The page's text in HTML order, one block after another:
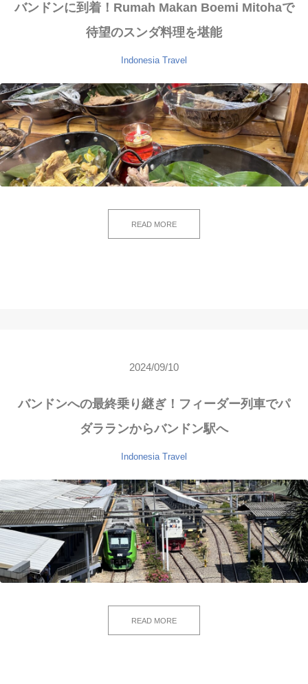
バンドンに到着！Rumah Makan Boemi Mitohaで
待望のスンダ料理を堪能
Indonesia Travel
READ MORE
2024/09/10
バンドンへの最終乗り継ぎ！フィーダー列車でパ
ダラランからバンドン駅へ
Indonesia Travel
READ MORE